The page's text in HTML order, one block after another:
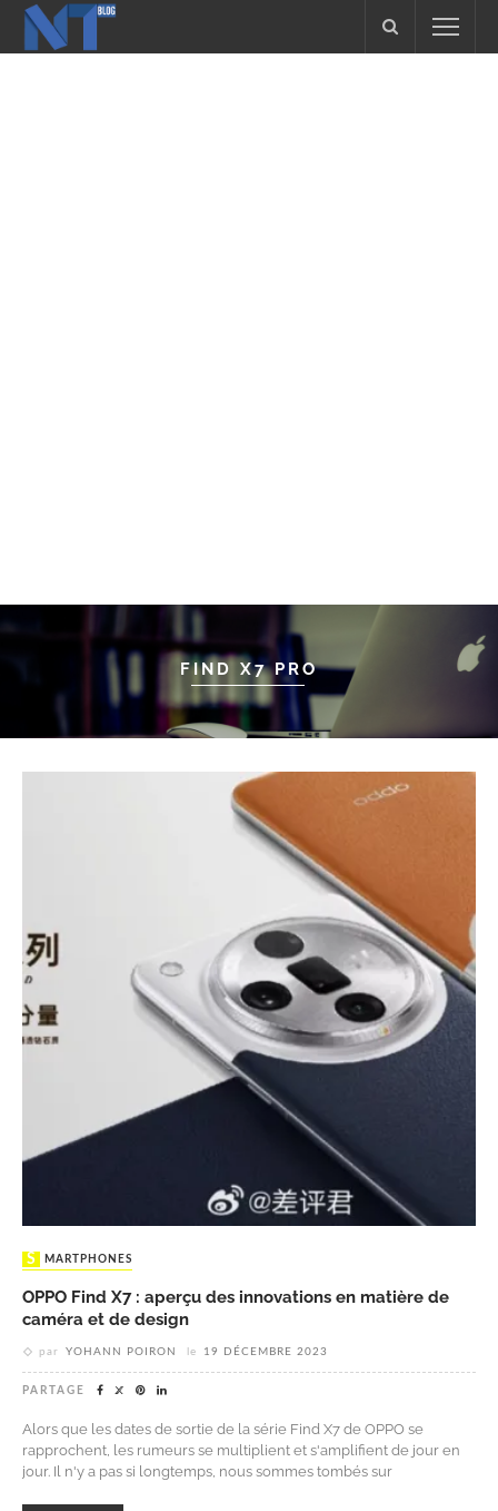
FIND X7 PRO
SMARTPHONES
OPPO Find X7 : aperçu des innovations en matière de
caméra et de design
par YOHANN POIRON le 19 DÉCEMBRE 2023
PARTAGE
Alors que les dates de sortie de la série Find X7 de OPPO se
rapprochent, les rumeurs se multiplient et s'amplifient de jour en
jour. Il n'y a pas si longtemps, nous sommes tombés sur